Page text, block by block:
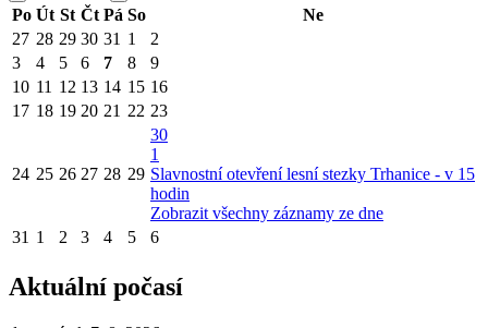
Po Út St Čt Pá So
Ne
27 28 29 30 31 1
2
3
4 5 6 7 8
9
10 11 12 13 14 15 16
17 18 19 20 21 22 23
24 25 26 27 28 29
30
1
Slavnostní otevření lesní stezky Trhanice - v 15
hodin
Zobrazit všechny záznamy ze dne
31 1 2 3 4 5 6
Aktuální počasí